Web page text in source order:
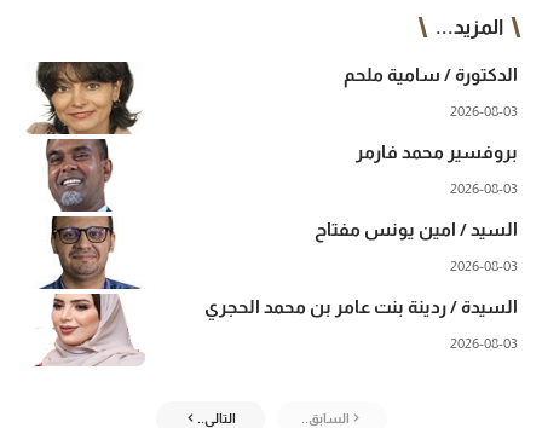
المزيد...
الدكتورة / سامية ملحم
2026-08-03
بروفسير محمد فارمر
2026-08-03
السيد / امين يونس مفتاح
2026-08-03
السيدة / ردينة بنت عامر بن محمد الحجري
2026-08-03
السابق.. التالي..